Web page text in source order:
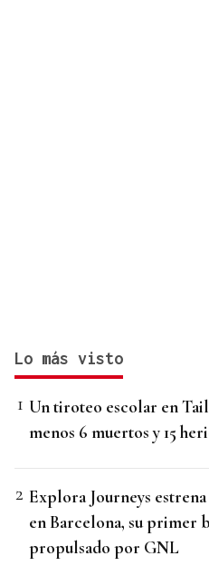
Lo más visto
Un tiroteo escolar en
menos 6 muertos y 15
Explora Journeys
en Barcelona, su primer
propulsado por GNL